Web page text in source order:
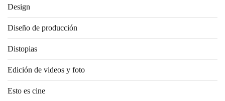
Design
Diseño de producción
Distopias
Edición de videos y foto
Esto es cine